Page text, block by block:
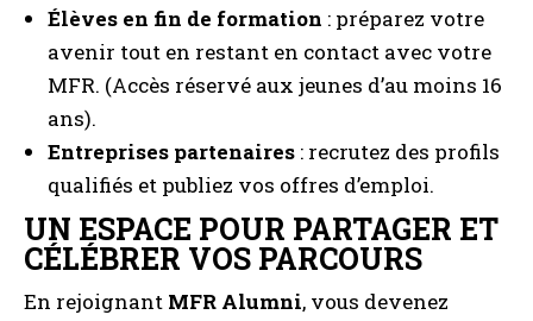
Élèves en fin de formation : préparez votre
avenir tout en restant en contact avec votre
MFR. (Accès réservé aux jeunes d’au moins 16
ans).
Entreprises partenaires : recrutez des profils
qualifiés et publiez vos offres d’emploi.
UN ESPACE POUR PARTAGER ET
CÉLÉBRER VOS PARCOURS
En rejoignant MFR Alumni, vous devenez